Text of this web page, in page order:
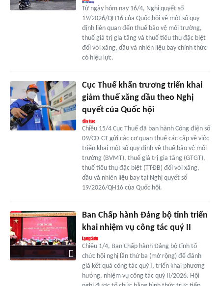
Từ ngày hôm nay 16/4, Nghị quyết số
19/2026/QH16 của Quốc hội về một số quy
định liên quan đến thuế bảo vệ môi trường,
thuế giá trị gia tăng và thuế tiêu thụ đặc biệt
đối với xăng, dầu và nhiên liệu bay chính thức
có hiệu lực.
Cục Thuế khẩn trương triển khai
giảm thuế xăng dầu theo Nghị
quyết của Quốc hội
Chiều 15/4 Cục Thuế đã ban hành Công điện số
09/CĐ-CT gửi các cơ quan thuế các cấp về việc
triển khai một số quy định về thuế bảo vệ môi
trường (BVMT), thuế giá trị gia tăng (GTGT),
thuế tiêu thụ đặc biệt (TTĐB) đối với xăng,
dầu và nhiên liệu bay tại Nghị quyết số
19/2026/QH16 của Quốc hội.
Ban Chấp hành Đảng bộ tỉnh triển
khai nhiệm vụ công tác quý II
Chiều 1/4, Ban Chấp hành Đảng bộ tỉnh tổ
chức hội nghị lần thứ ba (mở rộng) để đánh
giá kết quả công tác quý I, triển khai phương
hướng, nhiệm vụ công tác quý II/2026. Hội